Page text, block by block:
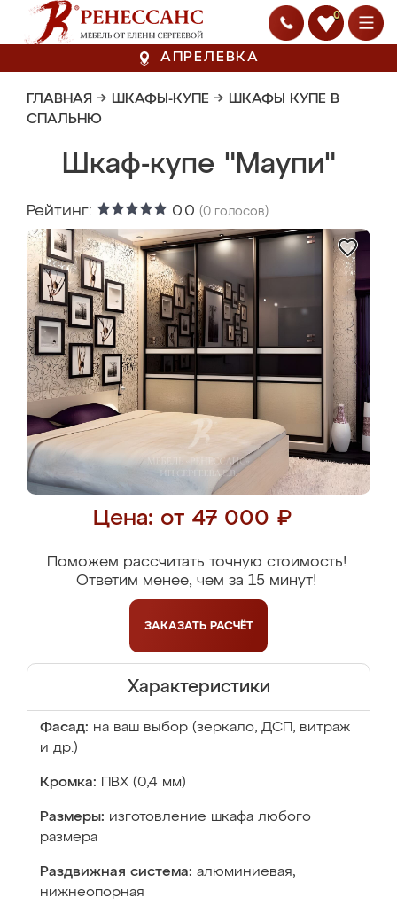
0
АПРЕЛЕВКА
ГЛАВНАЯ → ШКАФЫ-КУПЕ → ШКАФЫ КУПЕ В
СПАЛЬНЮ
Шкаф-купе "Маупи"
Рейтинг: 0.0 (0 голосов)
Цена: от 47 000 ₽
Поможем рассчитать точную стоимость!
Ответим менее, чем за 15 минут!
ЗАКАЗАТЬ РАСЧЁТ
Характеристики
Фасад: на ваш выбор (зеркало, ДСП, витраж
и др.)
Кромка: ПВХ (0,4 мм)
Размеры: изготовление шкафа любого
размера
Раздвижная система: алюминиевая,
нижнеопорная